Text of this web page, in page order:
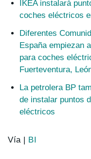
IKEA instalará
coches eléctricos
Diferentes
España empiezan
para coches
Fuerteventura,
La petrolera BP
de instalar puntos
eléctricos
Vía | BI